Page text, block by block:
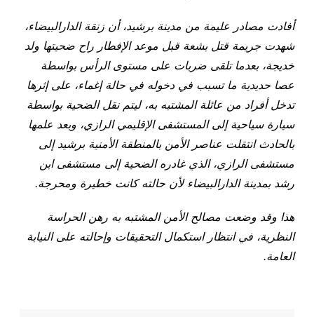
أفادت مصادر عليمة من مدينة برشيد، أن زنقة الدارالبيضاء،
شهدت جريمة قتل بشعة قبل موعد الإفطار راح ضحيتها ولد
خديجة، بعدما تلقى ضربات على مستوى الرأس بواسطة
عصا حديدية ما تسبب في دخوله في حالة إغماء، على إثرها
تدخل أفراد من عائلة المشتبه به، ليتم نقل الضحية بواسطة
سيارة سياحية إلى المستشفى الإقليمي الرازي، وبعد علمها
بالحادث انتقلت عناصر الأمن بالمنطقة الأمنية برشيد إلى
مستشفى الرازي، الذي غادره الضحية إلى مستشفى ابن
رشد بمدينة الدارالبيضاء لأن حالته كانت خطيرة ومحرجة.
هذا وقد وضعت مصالح الأمن المشتبه به رهن الحراسة
النظرية، في انتظار استكمال التحقيقات وإحالته على النيابة
العامة.